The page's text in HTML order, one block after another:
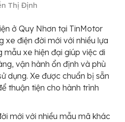
Thị Định
ở Quy Nhơn tại TinMotor
điện đời mới với nhiều lựa
mẫu xe hiện đại giúp việc di
vận hành ổn định và phù
dụng. Xe được chuẩn bị sẵn
thuận tiện cho hành trình
mới với nhiều mẫu mã khác